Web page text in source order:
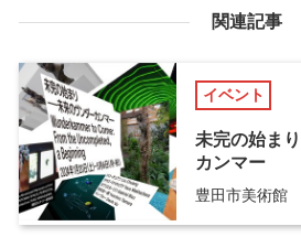
関連記事
イベント
未完の始ま
カンマー
豊田市美術館